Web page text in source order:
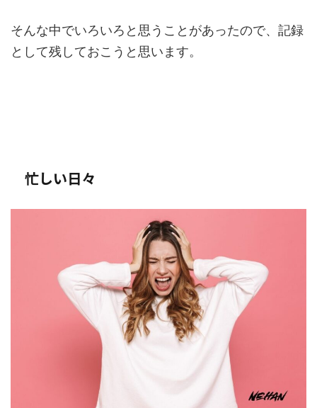
そんな中でいろいろと思うことがあったので、記録
として残しておこうと思います。
忙しい日々